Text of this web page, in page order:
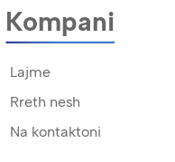
Kompani
Lajme
Rreth nesh
Na kontaktoni